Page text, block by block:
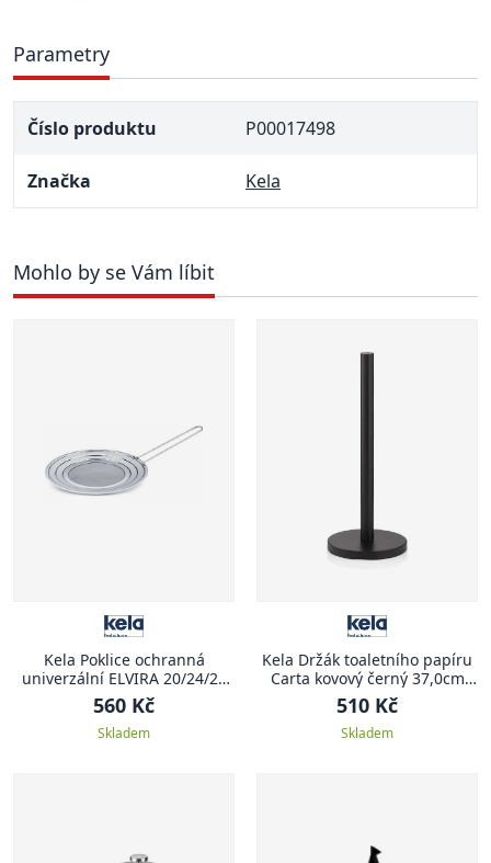
Parametry
Číslo produktu P00017498
Značka Kela
Mohlo by se Vám líbit
Kela Poklice ochranná
univerzální ELVIRA 20/24/28
cm
560 Kč
Skladem
Kela Držák toaletního papíru
Carta kovový černý 37,0cm
15,0cm KL-22825
510 Kč
Skladem